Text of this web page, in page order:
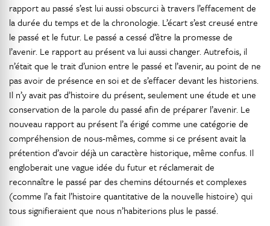
rapport au passé s’est lui aussi obscurci à travers l’effacement de
la durée du temps et de la chronologie. L’écart s’est creusé entre
le passé et le futur. Le passé a cessé d’être la promesse de
l’avenir. Le rapport au présent va lui aussi changer. Autrefois, il
n’était que le trait d’union entre le passé et l’avenir, au point de ne
pas avoir de présence en soi et de s’effacer devant les historiens.
Il n’y avait pas d’histoire du présent, seulement une étude et une
conservation de la parole du passé afin de préparer l’avenir. Le
nouveau rapport au présent l’a érigé comme une catégorie de
compréhension de nous-mêmes, comme si ce présent avait la
prétention d’avoir déjà un caractère historique, même confus. Il
engloberait une vague idée du futur et réclamerait de
reconnaître le passé par des chemins détournés et complexes
(comme l’a fait l’histoire quantitative de la nouvelle histoire) qui
tous signifieraient que nous n’habiterions plus le passé.